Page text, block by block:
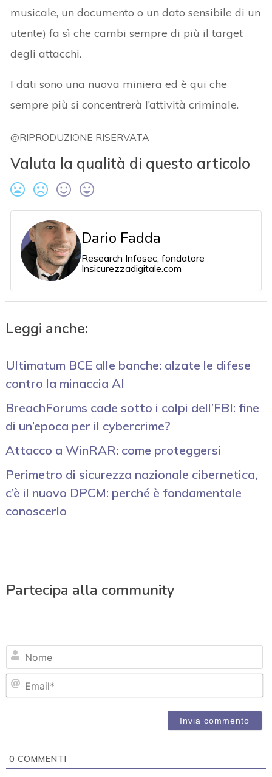
musicale, un documento o un dato sensibile di un
utente) fa sì che cambi sempre di più il target
degli attacchi.
I dati sono una nuova miniera ed è qui che
sempre più si concentrerà l’attività criminale.
@RIPRODUZIONE RISERVATA
Valuta la qualità di questo articolo
Dario Fadda
Research Infosec, fondatore
Insicurezzadigitale.com
Leggi anche:
Ultimatum BCE alle banche: alzate le difese
contro la minaccia AI
BreachForums cade sotto i colpi dell’FBI: fine
di un’epoca per il cybercrime?
Attacco a WinRAR: come proteggersi
Perimetro di sicurezza nazionale cibernetica,
c’è il nuovo DPCM: perché è fondamentale
conoscerlo
Partecipa alla community
0 COMMENTI